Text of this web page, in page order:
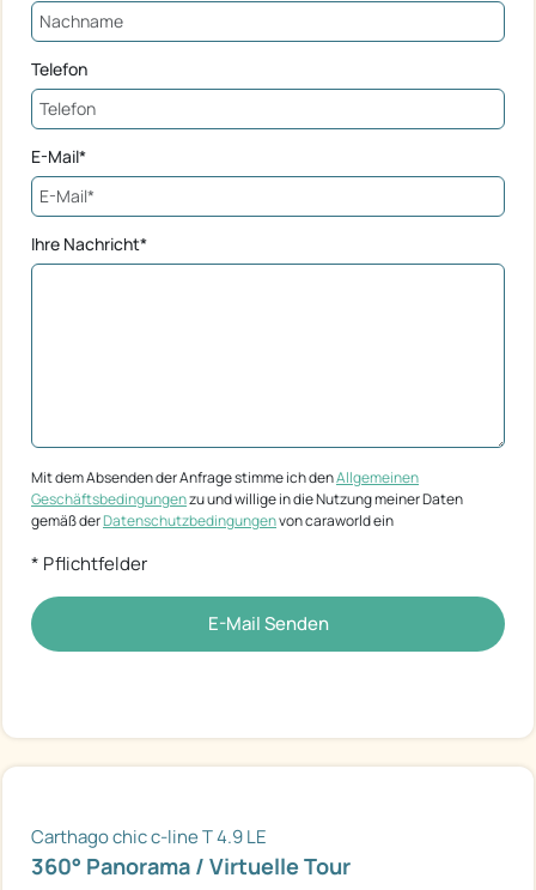
Telefon
E-Mail*
Ihre Nachricht*
Mit dem Absenden der Anfrage stimme ich denAllgemeinen
Geschäftsbedingungenzu und willige in die Nutzung meiner Daten
gemäß derDatenschutzbedingungenvon caraworld ein
* Pflichtfelder
E-Mail Senden
Carthago chic c-line T 4.9 LE
360° Panorama / Virtuelle Tour